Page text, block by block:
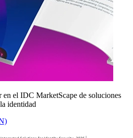
en el IDC MarketScape de soluciones
identidad